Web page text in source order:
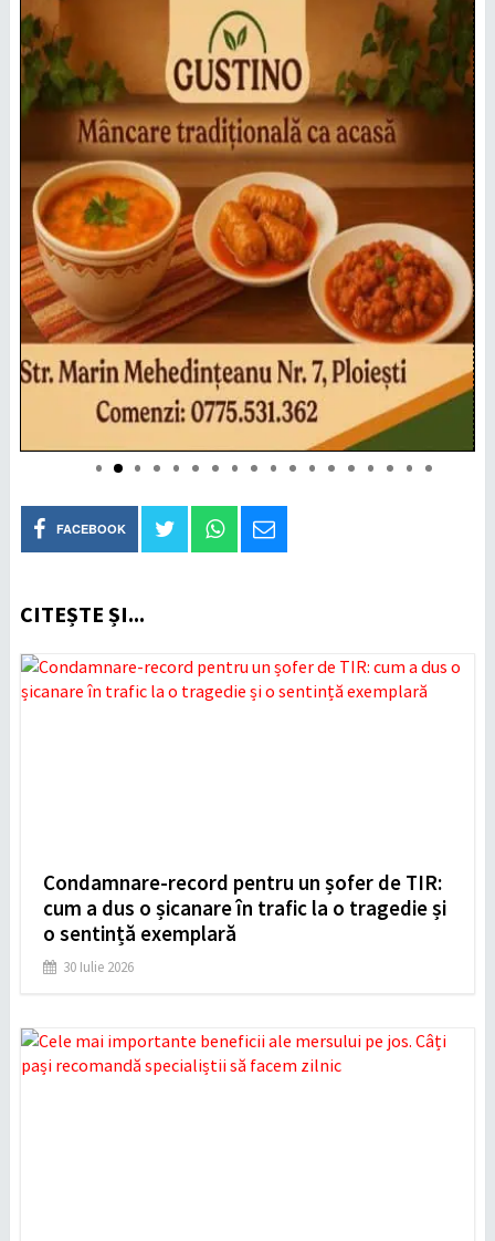
FACEBOOK
CITEȘTE ȘI...
Condamnare-record pentru un șofer de TIR:
cum a dus o șicanare în trafic la o tragedie și
o sentință exemplară
30 Iulie 2026